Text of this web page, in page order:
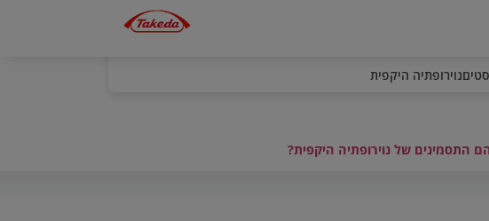
נוירופתיה היקפית
התסמינים של נוירופתיה היקפית?